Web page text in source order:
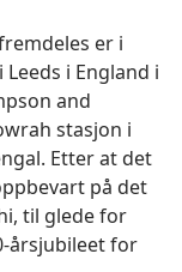
er i
i England i
and
stasjon i
Etter at det
på det
til glede for
årsjubileet for